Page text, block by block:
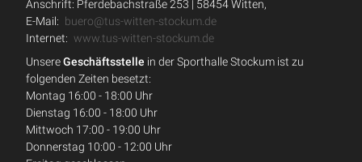
Anschrift: Pferdebachstraße 253 | 58454 Witten,
E-Mail: buero@tus-witten-stockum.de
Internet: www.tus-witten-stockum.de
UnsereGeschäftsstelle in der Sporthalle Stockum ist zu
folgenden Zeiten besetzt:
Montag 16:00 - 18:00 Uhr
Dienstag 16:00 - 18:00 Uhr
Mittwoch 17:00 - 19:00 Uhr
Donnerstag 10:00 - 12:00 Uhr